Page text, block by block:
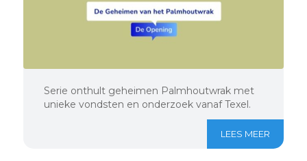
Serie onthult geheimen Palmhoutwrak met
unieke vondsten en onderzoek vanaf Texel.
LEES MEER